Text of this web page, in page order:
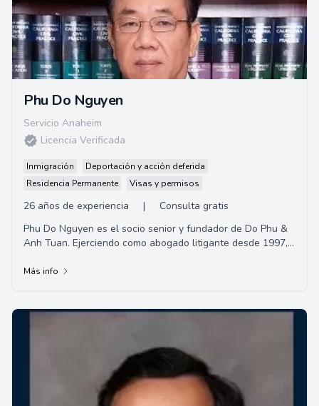
Phu Do Nguyen
Servicio Anaheim
Licencia Verificada
Inmigración
Deportación y acción deferida
Residencia Permanente
Visas y permisos
26 años de experiencia |
Consulta gratis
Phu Do Nguyen es el socio senior y fundador de Do Phu &
Anh Tuan. Ejerciendo como abogado litigante desde 1997,
Más info